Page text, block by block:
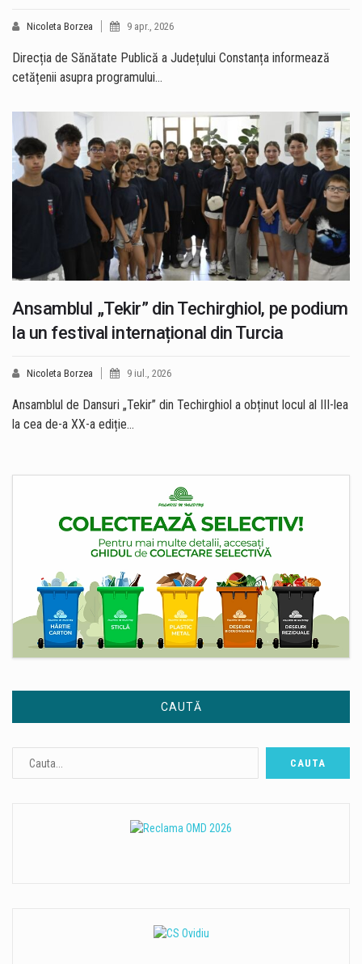
Nicoleta Borzea 9 apr., 2026
Direcția de Sănătate Publică a Județului Constanța informează
cetățenii asupra programului…
Ansamblul „Tekir” din Techirghiol, pe podium
la un festival internațional din Turcia
Nicoleta Borzea 9 iul., 2026
Ansamblul de Dansuri „Tekir” din Techirghiol a obținut locul al III-lea
la cea de-a XX-a ediție…
CAUTĂ